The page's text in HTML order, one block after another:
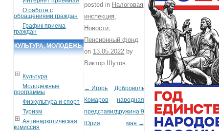
О работе с
обращениями граждан
График приема
граждан
КУЛЬТУРА, МОЛОДЕЖЬ,
Культура
Молодежные
программы
Физкультура и спорт
Туризм
Антинаркотическая
комиссия
posted in Налоговая
инспекция
Новости
Пенсионный фонд
on 13.05.2022 by
Виктор Шутов
Post navigation
← Игорь
Комаров
представил
Юрия
Добровольная
народная
дружина 9
мая →